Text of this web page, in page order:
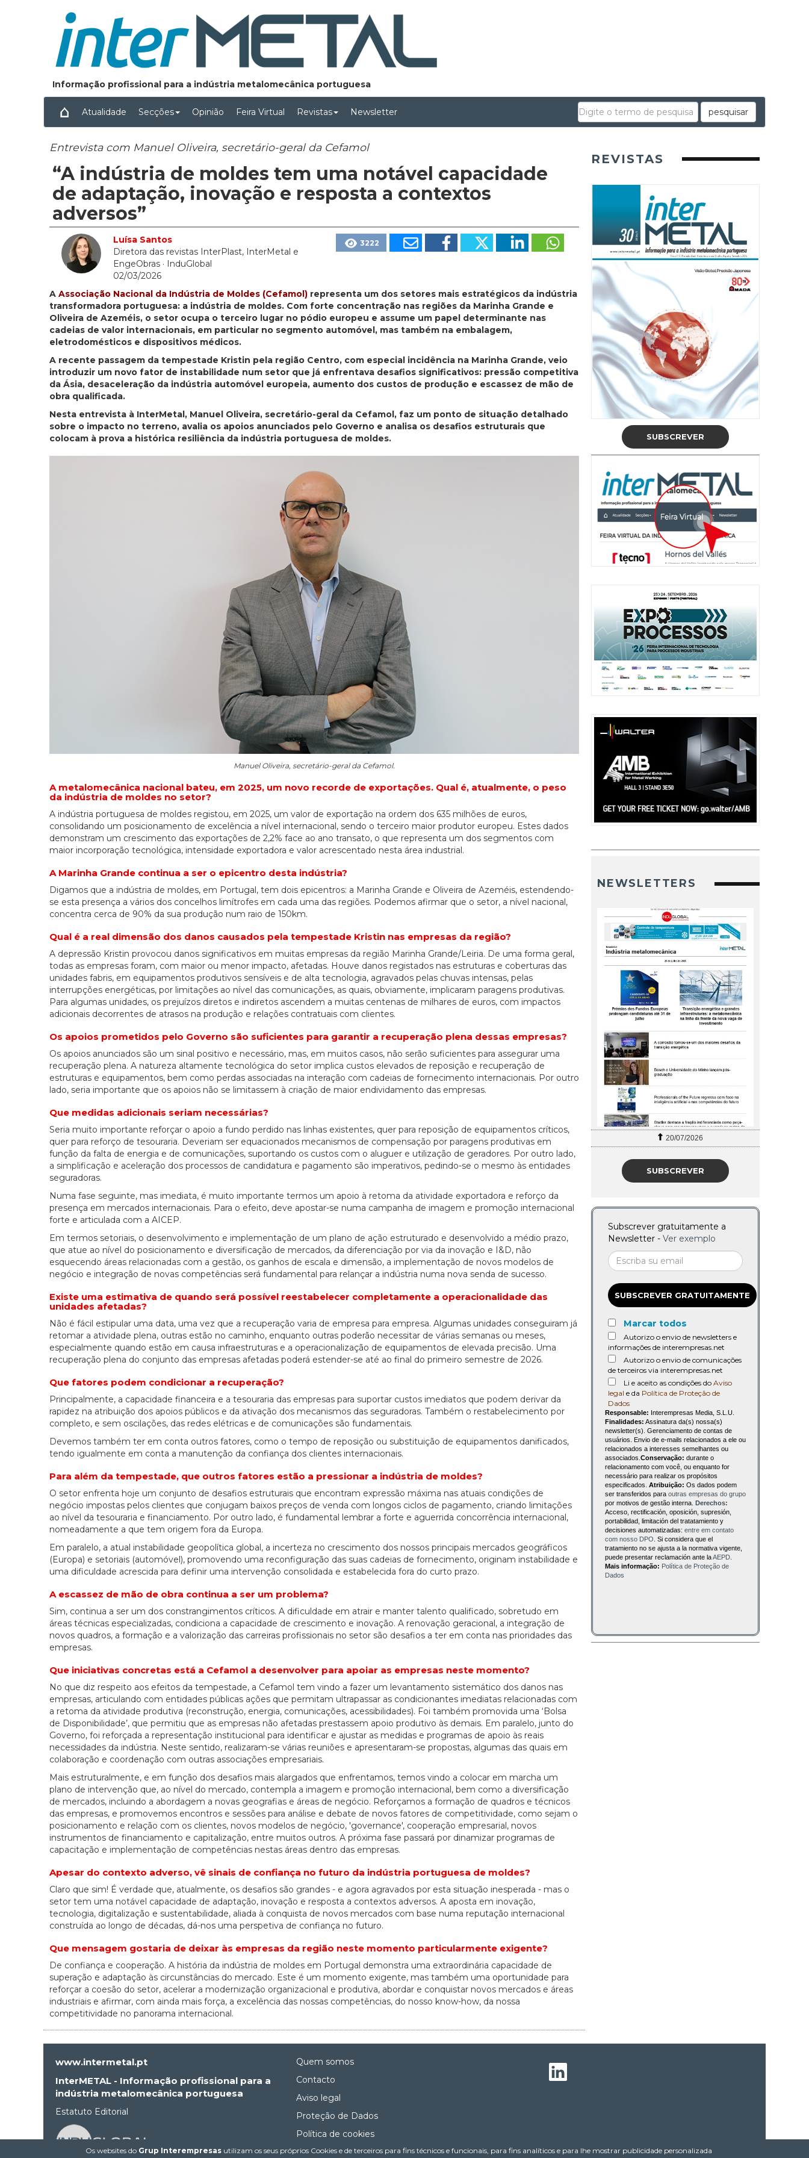
Os websites do Grup Interempresas utilizam os seus próprios Cookies e de terceiros para fins técnicos e funcionais, para fins analíticos e para lhe mostrar publicidade personalizada
Informação profissional para a indústria metalomecânica portuguesa
Atualidade Secções Opinião Feira Virtual Revistas Newsletter pesquisar
Entrevista com Manuel Oliveira, secretário-geral da Cefamol
“A indústria de moldes tem uma notável capacidade
de adaptação, inovação e resposta a contextos
adversos”
Luísa Santos
Diretora das revistas InterPlast, InterMetal e
EngeObras · InduGlobal
02/03/2026
3222
A Associação Nacional da Indústria de Moldes (Cefamol) representa um dos setores mais estratégicos da indústria
transformadora portuguesa: a indústria de moldes. Com forte concentração nas regiões da Marinha Grande e
Oliveira de Azeméis, o setor ocupa o terceiro lugar no pódio europeu e assume um papel determinante nas
cadeias de valor internacionais, em particular no segmento automóvel, mas também na embalagem,
eletrodomésticos e dispositivos médicos.
A recente passagem da tempestade Kristin pela região Centro, com especial incidência na Marinha Grande, veio
introduzir um novo fator de instabilidade num setor que já enfrentava desafios significativos: pressão competitiva
da Ásia, desaceleração da indústria automóvel europeia, aumento dos custos de produção e escassez de mão de
obra qualificada.
Nesta entrevista à InterMetal, Manuel Oliveira, secretário-geral da Cefamol, faz um ponto de situação detalhado
sobre o impacto no terreno, avalia os apoios anunciados pelo Governo e analisa os desafios estruturais que
colocam à prova a histórica resiliência da indústria portuguesa de moldes.
Manuel Oliveira, secretário-geral da Cefamol.
A metalomecânica nacional bateu, em 2025, um novo recorde de exportações. Qual é, atualmente, o peso
da indústria de moldes no setor?
A indústria portuguesa de moldes registou, em 2025, um valor de exportação na ordem dos 635 milhões de euros,
consolidando um posicionamento de excelência a nível internacional, sendo o terceiro maior produtor europeu. Estes dados
demonstram um crescimento das exportações de 2,2% face ao ano transato, o que representa um dos segmentos com
maior incorporação tecnológica, intensidade exportadora e valor acrescentado nesta área industrial.
A Marinha Grande continua a ser o epicentro desta indústria?
Digamos que a indústria de moldes, em Portugal, tem dois epicentros: a Marinha Grande e Oliveira de Azeméis, estendendo-
se esta presença a vários dos concelhos limítrofes em cada uma das regiões. Podemos afirmar que o setor, a nível nacional,
concentra cerca de 90% da sua produção num raio de 150km.
Qual é a real dimensão dos danos causados pela tempestade Kristin nas empresas da região?
A depressão Kristin provocou danos significativos em muitas empresas da região Marinha Grande/Leiria. De uma forma geral,
todas as empresas foram, com maior ou menor impacto, afetadas. Houve danos registados nas estruturas e coberturas das
unidades fabris, em equipamentos produtivos sensíveis e de alta tecnologia, agravados pelas chuvas intensas, pelas
interrupções energéticas, por limitações ao nível das comunicações, as quais, obviamente, implicaram paragens produtivas.
Para algumas unidades, os prejuízos diretos e indiretos ascendem a muitas centenas de milhares de euros, com impactos
adicionais decorrentes de atrasos na produção e relações contratuais com clientes.
Os apoios prometidos pelo Governo são suficientes para garantir a recuperação plena dessas empresas?
Os apoios anunciados são um sinal positivo e necessário, mas, em muitos casos, não serão suficientes para assegurar uma
recuperação plena. A natureza altamente tecnológica do setor implica custos elevados de reposição e recuperação de
estruturas e equipamentos, bem como perdas associadas na interação com cadeias de fornecimento internacionais. Por outro
lado, seria importante que os apoios não se limitassem à criação de maior endividamento das empresas.
Que medidas adicionais seriam necessárias?
Seria muito importante reforçar o apoio a fundo perdido nas linhas existentes, quer para reposição de equipamentos críticos,
quer para reforço de tesouraria. Deveriam ser equacionados mecanismos de compensação por paragens produtivas em
função da falta de energia e de comunicações, suportando os custos com o aluguer e utilização de geradores. Por outro lado,
a simplificação e aceleração dos processos de candidatura e pagamento são imperativos, pedindo-se o mesmo às entidades
seguradoras.
Numa fase seguinte, mas imediata, é muito importante termos um apoio à retoma da atividade exportadora e reforço da
presença em mercados internacionais. Para o efeito, deve apostar-se numa campanha de imagem e promoção internacional
forte e articulada com a AICEP.
Em termos setoriais, o desenvolvimento e implementação de um plano de ação estruturado e desenvolvido a médio prazo,
que atue ao nível do posicionamento e diversificação de mercados, da diferenciação por via da inovação e I&D, não
esquecendo áreas relacionadas com a gestão, os ganhos de escala e dimensão, a implementação de novos modelos de
negócio e integração de novas competências será fundamental para relançar a indústria numa nova senda de sucesso.
Existe uma estimativa de quando será possível reestabelecer completamente a operacionalidade das
unidades afetadas?
Não é fácil estipular uma data, uma vez que a recuperação varia de empresa para empresa. Algumas unidades conseguiram já
retomar a atividade plena, outras estão no caminho, enquanto outras poderão necessitar de várias semanas ou meses,
especialmente quando estão em causa infraestruturas e a operacionalização de equipamentos de elevada precisão. Uma
recuperação plena do conjunto das empresas afetadas poderá estender-se até ao final do primeiro semestre de 2026.
Que fatores podem condicionar a recuperação?
Principalmente, a capacidade financeira e a tesouraria das empresas para suportar custos imediatos que podem derivar da
rapidez na atribuição dos apoios públicos e da ativação dos mecanismos das seguradoras. Também o restabelecimento por
completo, e sem oscilações, das redes elétricas e de comunicações são fundamentais.
Devemos também ter em conta outros fatores, como o tempo de reposição ou substituição de equipamentos danificados,
tendo igualmente em conta a manutenção da confiança dos clientes internacionais.
Para além da tempestade, que outros fatores estão a pressionar a indústria de moldes?
O setor enfrenta hoje um conjunto de desafios estruturais que encontram expressão máxima nas atuais condições de
negócio impostas pelos clientes que conjugam baixos preços de venda com longos ciclos de pagamento, criando limitações
ao nível da tesouraria e financiamento. Por outro lado, é fundamental lembrar a forte e aguerrida concorrência internacional,
nomeadamente a que tem origem fora da Europa.
Em paralelo, a atual instabilidade geopolítica global, a incerteza no crescimento dos nossos principais mercados geográficos
(Europa) e setoriais (automóvel), promovendo uma reconfiguração das suas cadeias de fornecimento, originam instabilidade e
uma dificuldade acrescida para definir uma intervenção consolidada e estabelecida fora do curto prazo.
A escassez de mão de obra continua a ser um problema?
Sim, continua a ser um dos constrangimentos críticos. A dificuldade em atrair e manter talento qualificado, sobretudo em
áreas técnicas especializadas, condiciona a capacidade de crescimento e inovação. A renovação geracional, a integração de
novos quadros, a formação e a valorização das carreiras profissionais no setor são desafios a ter em conta nas prioridades das
empresas.
Que iniciativas concretas está a Cefamol a desenvolver para apoiar as empresas neste momento?
No que diz respeito aos efeitos da tempestade, a Cefamol tem vindo a fazer um levantamento sistemático dos danos nas
empresas, articulando com entidades públicas ações que permitam ultrapassar as condicionantes imediatas relacionadas com
a retoma da atividade produtiva (reconstrução, energia, comunicações, acessibilidades). Foi também promovida uma ‘Bolsa
de Disponibilidade’, que permitiu que as empresas não afetadas prestassem apoio produtivo às demais. Em paralelo, junto do
Governo, foi reforçada a representação institucional para identificar e ajustar as medidas e programas de apoio às reais
necessidades da indústria. Neste sentido, realizaram-se várias reuniões e apresentaram-se propostas, algumas das quais em
colaboração e coordenação com outras associações empresariais.
Mais estruturalmente, e em função dos desafios mais alargados que enfrentamos, temos vindo a colocar em marcha um
plano de intervenção que, ao nível do mercado, contempla a imagem e promoção internacional, bem como a diversificação
de mercados, incluindo a abordagem a novas geografias e áreas de negócio. Reforçamos a formação de quadros e técnicos
das empresas, e promovemos encontros e sessões para análise e debate de novos fatores de competitividade, como sejam o
posicionamento e relação com os clientes, novos modelos de negócio, 'governance', cooperação empresarial, novos
instrumentos de financiamento e capitalização, entre muitos outros. A próxima fase passará por dinamizar programas de
capacitação e implementação de competências nestas áreas dentro das empresas.
Apesar do contexto adverso, vê sinais de confiança no futuro da indústria portuguesa de moldes?
Claro que sim! É verdade que, atualmente, os desafios são grandes - e agora agravados por esta situação inesperada - mas o
setor tem uma notável capacidade de adaptação, inovação e resposta a contextos adversos. A aposta em inovação,
tecnologia, digitalização e sustentabilidade, aliada à conquista de novos mercados com base numa reputação internacional
construída ao longo de décadas, dá-nos uma perspetiva de confiança no futuro.
Que mensagem gostaria de deixar às empresas da região neste momento particularmente exigente?
De confiança e cooperação. A história da indústria de moldes em Portugal demonstra uma extraordinária capacidade de
superação e adaptação às circunstâncias do mercado. Este é um momento exigente, mas também uma oportunidade para
reforçar a coesão do setor, acelerar a modernização organizacional e produtiva, abordar e conquistar novos mercados e áreas
industriais e afirmar, com ainda mais força, a excelência das nossas competências, do nosso know-how, da nossa
competitividade no panorama internacional.
REVISTAS
SUBSCREVER
NEWSLETTERS
20/07/2026 27/07/2026 20/07/2026
SUBSCREVER
Subscrever gratuitamente a
Newsletter - Ver exemplo
SUBSCREVER GRATUITAMENTE
Marcar todos
Autorizo o envio de newsletters e
informações de interempresas.net
Autorizo o envio de comunicações
de terceiros via interempresas.net
Li e aceito as condições do Aviso
legal e da Política de Proteção de
Dados
Responsable: Interempresas Media, S.L.U.
Finalidades: Assinatura da(s) nossa(s)
newsletter(s). Gerenciamento de contas de
usuários. Envio de e-mails relacionados a ele ou
relacionados a interesses semelhantes ou
associados. Conservação: durante o
relacionamento com você, ou enquanto for
necessário para realizar os propósitos
especificados. Atribuição: Os dados podem
ser transferidos para outras empresas do grupo
por motivos de gestão interna. Derechos:
Acceso, rectificación, oposición, supresión,
portabilidad, limitación del tratatamiento y
decisiones automatizadas: entre em contato
com nosso DPO . Si considera que el
tratamiento no se ajusta a la normativa vigente,
puede presentar reclamación ante laAEPD
Mais informação: Política de Proteção de
Dados
www.intermetal.pt
InterMETAL - Informação profissional para a
indústria metalomecânica portuguesa
Estatuto Editorial
Quem somos
Contacto
Aviso legal
Proteção de Dados
Política de cookies
Política de Privacidade Nas Redes Sociais